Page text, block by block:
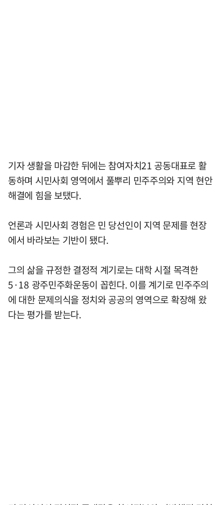
기자 생활을 마감한 뒤에는 참여자치21 공동대표로 활
동하며 시민사회 영역에서 풀뿌리 민주주의와 지역 현안
해결에 힘을 보탰다.
언론과 시민사회 경험은 민 당선인이 지역 문제를 현장
에서 바라보는 기반이 됐다.
그의 삶을 규정한 결정적 계기로는 대학 시절 목격한
5·18 광주민주화운동이 꼽힌다. 이를 계기로 민주주의
에 대한 문제의식을 정치와 공공의 영역으로 확장해 왔
다는 평가를 받는다.